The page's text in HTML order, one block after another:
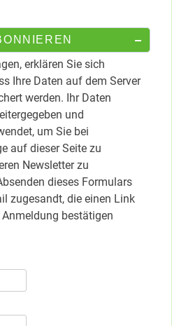
erklären Sie sich
Ihre Daten auf dem Server
werden. Ihr Daten
und
um Sie bei
auf dieser Seite zu
Newsletter zu
dieses Formulars
zugesandt, die einen Link
bestätigen